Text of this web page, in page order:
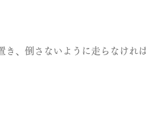
き、倒さないように走らなけれ